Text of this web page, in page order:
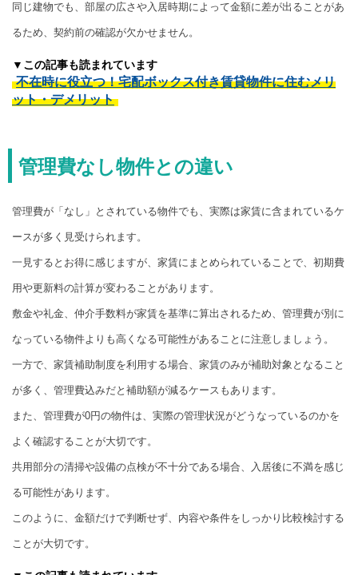
同じ建物でも、部屋の広さや入居時期によって金額に差が出ることがあ
るため、契約前の確認が欠かせません。
▼この記事も読まれています
不在時に役立つ！宅配ボックス付き賃貸物件に住むメリ
ット・デメリット
管理費なし物件との違い
管理費が「なし」とされている物件でも、実際は家賃に含まれているケ
ースが多く見受けられます。
一見するとお得に感じますが、家賃にまとめられていることで、初期費
用や更新料の計算が変わることがあります。
敷金や礼金、仲介手数料が家賃を基準に算出されるため、管理費が別に
なっている物件よりも高くなる可能性があることに注意しましょう。
一方で、家賃補助制度を利用する場合、家賃のみが補助対象となること
が多く、管理費込みだと補助額が減るケースもあります。
また、管理費が0円の物件は、実際の管理状況がどうなっているのかを
よく確認することが大切です。
共用部分の清掃や設備の点検が不十分である場合、入居後に不満を感じ
る可能性があります。
このように、金額だけで判断せず、内容や条件をしっかり比較検討する
ことが大切です。